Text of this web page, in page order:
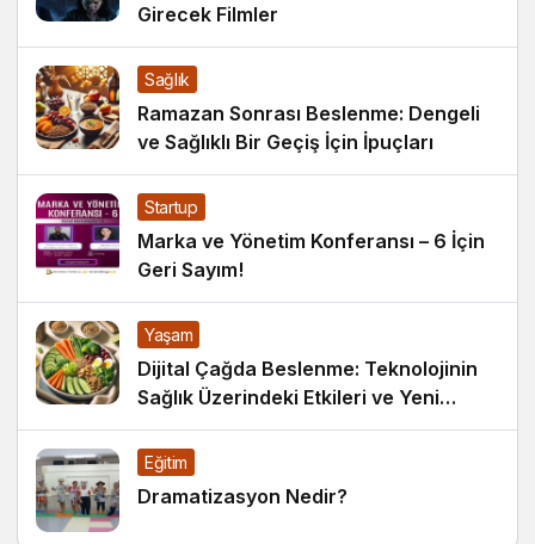
Girecek Filmler
Sağlık
Ramazan Sonrası Beslenme: Dengeli
ve Sağlıklı Bir Geçiş İçin İpuçları
Startup
Marka ve Yönetim Konferansı – 6 İçin
Geri Sayım!
Yaşam
Dijital Çağda Beslenme: Teknolojinin
Sağlık Üzerindeki Etkileri ve Yeni
Alışkanlıklar
Eğitim
Dramatizasyon Nedir?